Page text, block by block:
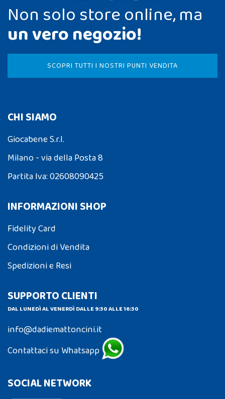
Non solo store online, ma
un vero negozio!
SCOPRI TUTTI I NOSTRI PUNTI VENDITA
CHI SIAMO
Giocabene S.r.l.
Milano - via della Posta 8
Partita Iva: 02608090425
INFORMAZIONI SHOP
Fidelity Card
Condizioni di Vendita
Spedizioni e Resi
SUPPORTO CLIENTI
DAL LUNEDÌ AL VENERDÌ DALLE 9:30 ALLE 16:30
info@dadiemattoncini.it
Contattaci su Whatsapp
SOCIAL NETWORK